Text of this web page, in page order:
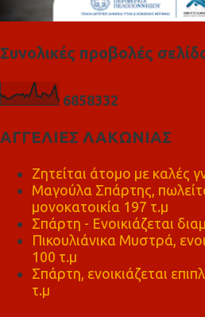
Συνολικές προβολές
6858332
ΑΓΓΕΛΙΕΣ ΛΑΚΩΝΙΑΣ
Ζητείται άτομο με καλές
Μαγούλα Σπάρτης,
μονοκατοικία 197 τ.μ
Σπάρτη - Ενοικιάζεται
Πικουλιάνικα Μυστρά,
100 τ.μ
Σπάρτη, ενοικιάζεται
τ.μ